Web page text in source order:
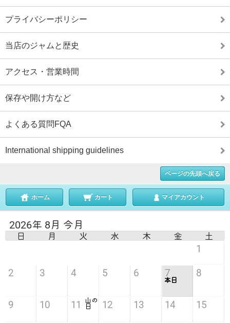
プライバシーポリシー
当店のジャムと歴史
アクセス・営業時間
保存や開け方など
よくある質問FQA
International shipping guidelines
ページの先頭へ戻る
ホーム カート マイアカウント